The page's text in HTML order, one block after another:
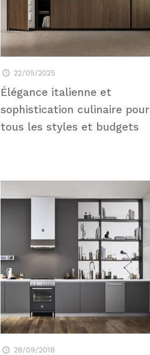
22/05/2025
Élégance italienne et
sophistication culinaire pour
tous les styles et budgets
28/09/2018